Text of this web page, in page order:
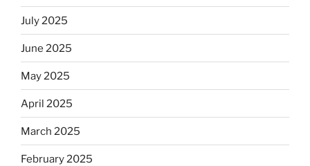
July 2025
June 2025
May 2025
April 2025
March 2025
February 2025